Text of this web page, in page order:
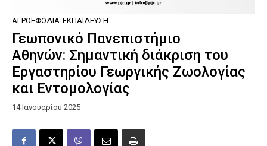
ΑΓΡΟΕΦΌΔΙΑ ΕΚΠΑΊΔΕΥΣΗ
Γεωπονικό Πανεπιστήμιο
Αθηνών: Σημαντική διάκριση του
Εργαστηρίου Γεωργικής Ζωολογίας
και Εντομολογίας
14 Ιανουαρίου 2025